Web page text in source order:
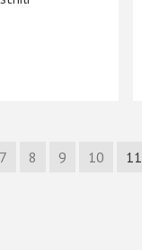
7 8 9 10 11